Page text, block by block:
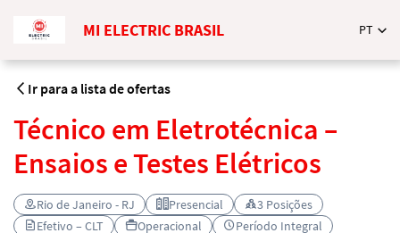
MI ELECTRIC BRASIL PT
Ir para a lista de ofertas
Técnico em Eletrotécnica –
Ensaios e Testes Elétricos
Rio de Janeiro - RJ Presencial
3 Posições
Efetivo – CLT
Operacional Período Integral